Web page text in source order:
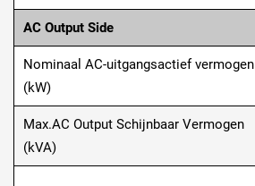
AC Output Side
Nominaal AC-uitgangsactief vermogen
(kW)
Max.AC Output Schijnbaar Vermogen
(kVA)